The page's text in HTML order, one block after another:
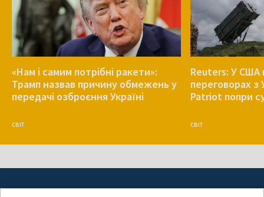
«Нам і самим потрібні ракети»:
Трамп назвав причину обмежень у
передачі озброєння Україні
СВІТ
Reuters: У США
переговорах з
Patriot попри
СВІТ